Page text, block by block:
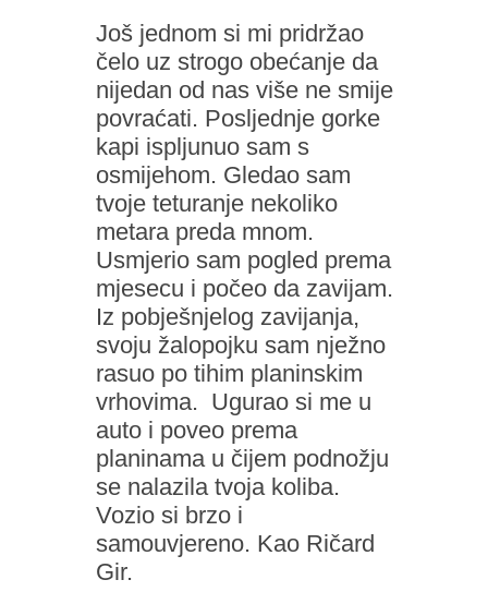
Još jednom si mi pridržao
čelo uz strogo obećanje da
nijedan od nas više ne smije
povraćati. Posljednje gorke
kapi ispljunuo sam s
osmijehom. Gledao sam
tvoje teturanje nekoliko
metara preda mnom.
Usmjerio sam pogled prema
mjesecu i počeo da zavijam.
Iz pobješnjelog zavijanja,
svoju žalopojku sam nježno
rasuo po tihim planinskim
vrhovima. Ugurao si me u
auto i poveo prema
planinama u čijem podnožju
se nalazila tvoja koliba.
Vozio si brzo i
samouvjereno. Kao Ričard
Gir.